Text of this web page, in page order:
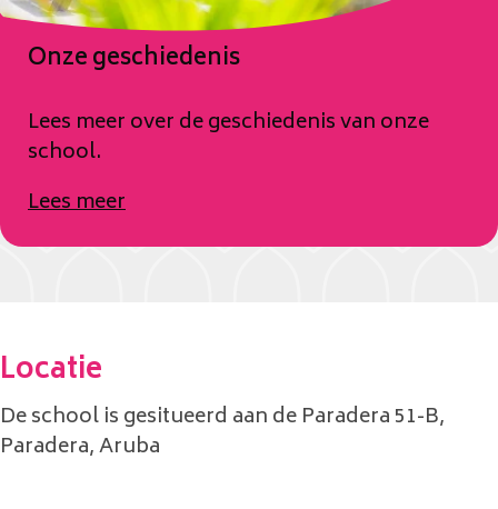
Onze geschiedenis
Lees meer over de geschiedenis van onze
school.
Lees meer
Locatie
De school is gesitueerd aan deParadera 51-B,
Paradera, Aruba